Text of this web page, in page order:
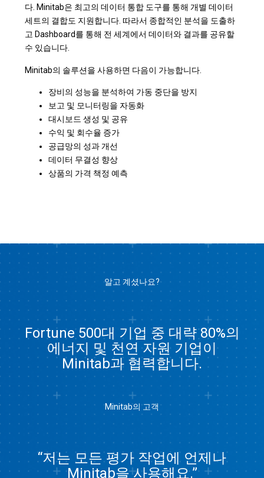
다. Minitab은 최고의 데이터 통합 도구를 통해 개별 데이터
세트의 결합도 지원합니다. 따라서 종합적인 분석을 도출하
고 Dashboard를 통해 전 세계에서 데이터와 결과를 공유할
수 있습니다.
Minitab의 솔루션을 사용하면 다음이 가능합니다.
장비의 성능을 분석하여 가동 중단을 방지
보고 및 모니터링을 자동화
대시보드 생성 및 공유
수익 및 회수율 증가
공급망의 성과 개선
데이터 무결성 향상
상품의 가격 책정 예측
알고 계셨나요?
Fortune 500대 기업 중 대략 80%의
에너지 및 천연 자원 기업이
Minitab과 협력합니다.
Minitab의 고객
“저는 모든 평가 작업에 언제나
Minitab을 사용해요.”